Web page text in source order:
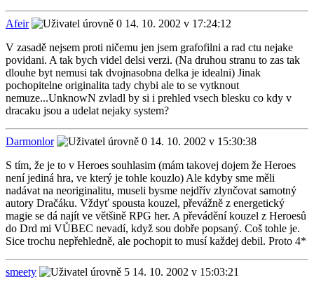
Afeir
14. 10. 2002 v 17:24:12
V zasadě nejsem proti ničemu jen jsem grafofilni a rad ctu nejake
povidani. A tak bych videl delsi verzi. (Na druhou stranu to zas tak
dlouhe byt nemusi tak dvojnasobna delka je idealni) Jinak
pochopitelne originalita tady chybi ale to se vytknout
nemuze...UnknowN zvladl by si i prehled vsech blesku co kdy v
dracaku jsou a udelat nejaky system?
Darmonlor
14. 10. 2002 v 15:30:38
S tím, že je to v Heroes souhlasim (mám takovej dojem že Heroes
není jediná hra, ve který je tohle kouzlo) Ale kdyby sme měli
nadávat na neoriginalitu, museli bysme nejdřív zlynčovat samotný
autory Dračáku. Vždyť spousta kouzel, převážně z energetický
magie se dá najít ve většině RPG her. A převádění kouzel z Heroesů
do Drd mi VŮBEC nevadí, když sou dobře popsaný. Coš tohle je.
Sice trochu nepřehledně, ale pochopit to musí každej debil. Proto 4*
smeety
14. 10. 2002 v 15:03:21